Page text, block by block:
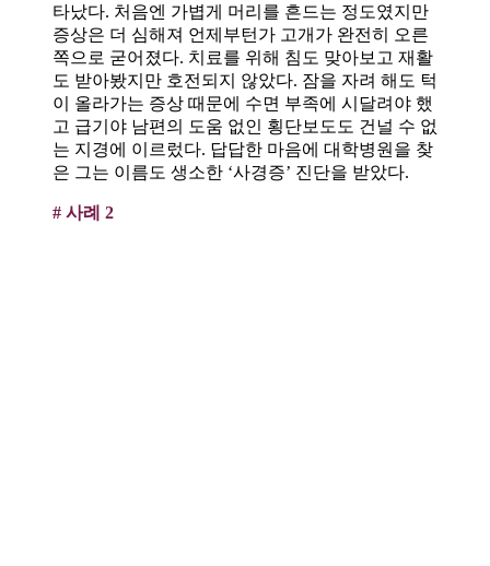
타났다. 처음엔 가볍게 머리를 흔드는 정도였지만
증상은 더 심해져 언제부턴가 고개가 완전히 오른
쪽으로 굳어졌다. 치료를 위해 침도 맞아보고 재활
도 받아봤지만 호전되지 않았다. 잠을 자려 해도 턱
이 올라가는 증상 때문에 수면 부족에 시달려야 했
고 급기야 남편의 도움 없인 횡단보도도 건널 수 없
는 지경에 이르렀다. 답답한 마음에 대학병원을 찾
은 그는 이름도 생소한 ‘사경증’ 진단을 받았다.
# 사례 2